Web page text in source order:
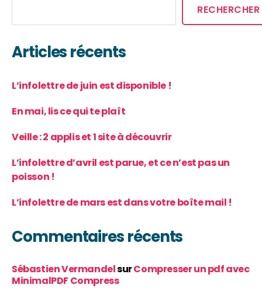
RECHERCHER
Articles récents
L’infolettre de juin est disponible !
En mai, lis ce qui te plaît
Veille : 2 applis et 1 site à découvrir
L’infolettre d’avril est parue, et ce n’est pas un
poisson !
L’infolettre de mars est dans votre boîte mail !
Commentaires récents
Sébastien VermandelsurCompresser un pdf avec
MinimalPDF Compress